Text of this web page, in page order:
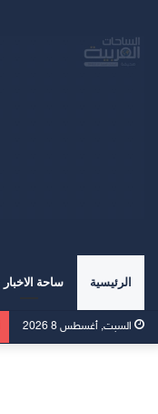
الرئيسية ساحة الاخبار
السبت, أغسطس 8 2026